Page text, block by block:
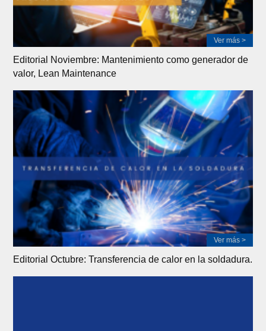
Ver más >
Editorial Noviembre: Mantenimiento como generador de
valor, Lean Maintenance
Ver más >
Editorial Octubre: Transferencia de calor en la soldadura.